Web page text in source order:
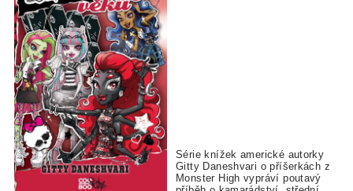
Série knížek americké autorky
Gitty Daneshvari o příšerkách z
Monster High vypráví poutavý